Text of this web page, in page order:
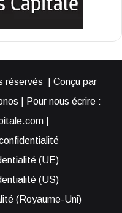
réservés | Conçu par
| Pour nous écrire :
|
(UE)
(US)
(Royaume-Uni)